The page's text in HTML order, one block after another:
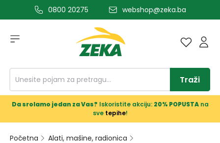
glavni sadržaj0800 20275 webshop@zeka.ba
Traži
Da srolamo jedan za Vas? Iskoristite akciju: 20% POPUSTAna
sve tepihe!
Početna
Alati, mašine, radionica